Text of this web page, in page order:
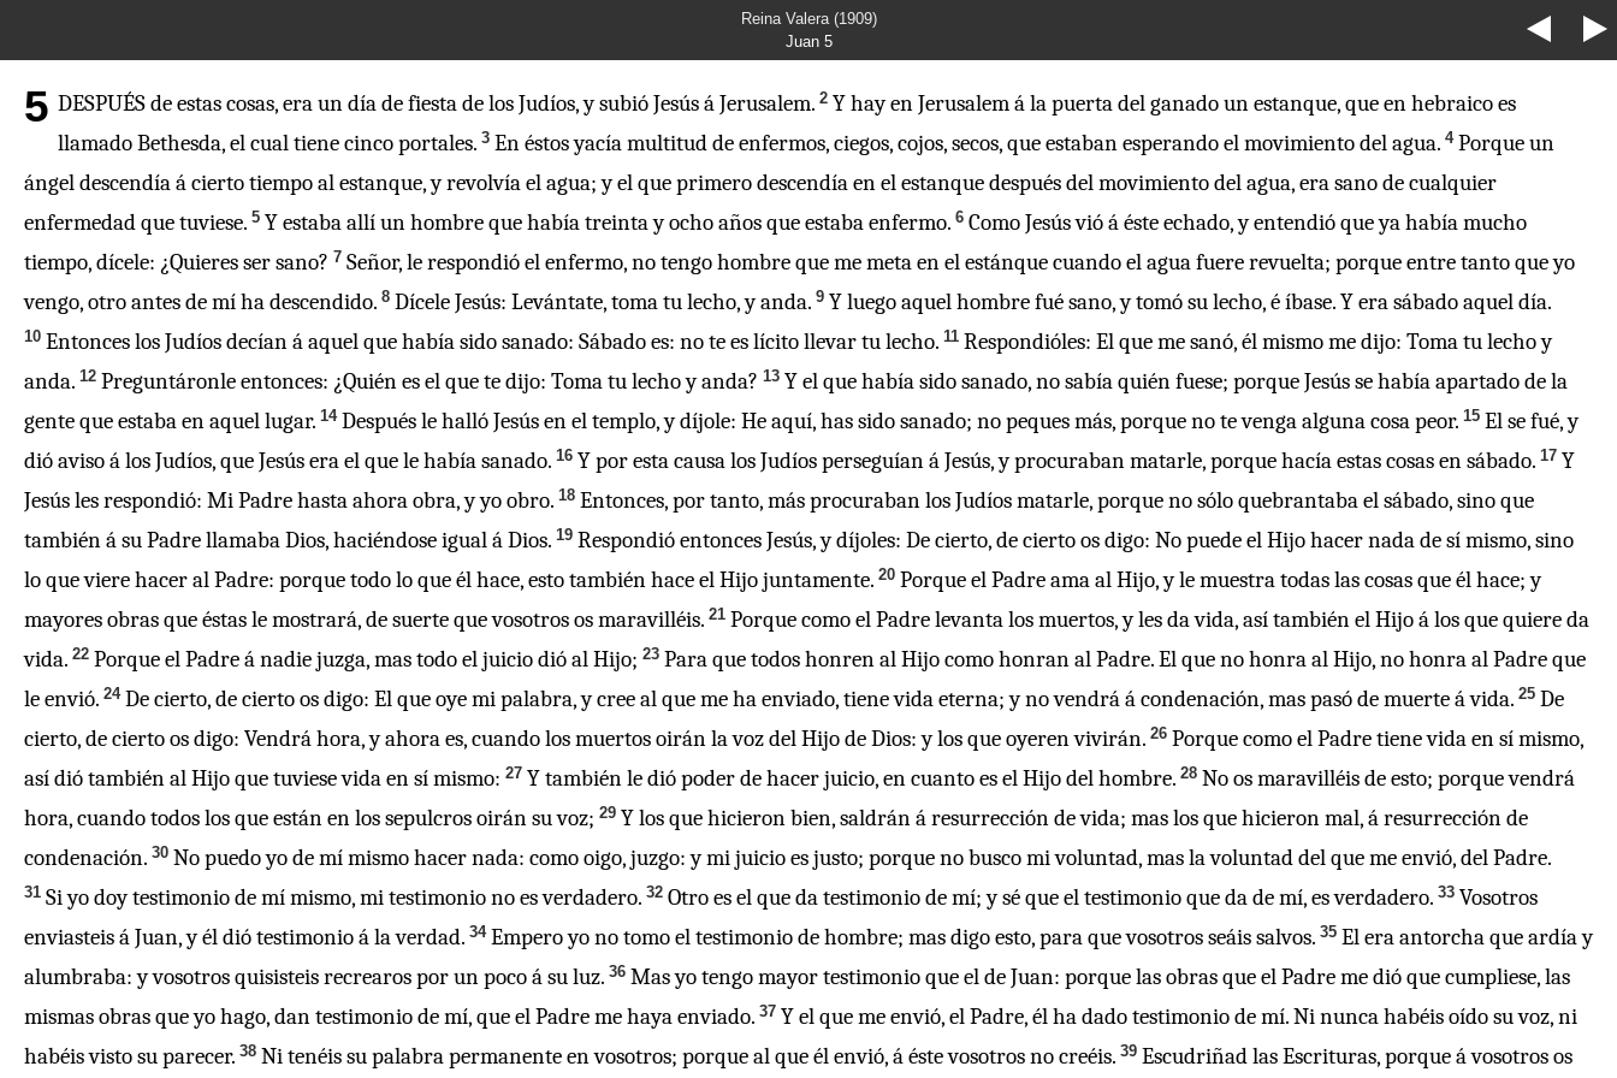
Reina Valera (1909)
Juan 5
5 DESPUÉS de estas cosas, era un día de fiesta de los Judíos, y subió Jesús á Jerusalem. 2Y hay en Jerusalem á la puerta del ganado un estanque, que en hebraico es
llamado Bethesda, el cual tiene cinco portales. 3En éstos yacía multitud de enfermos, ciegos, cojos, secos, que estaban esperando el movimiento del agua. 4Porque un
ángel descendía á cierto tiempo al estanque, y revolvía el agua; y el que primero descendía en el estanque después del movimiento del agua, era sano de cualquier
enfermedad que tuviese. 5 Y estaba allí un hombre que había treinta y ocho años que estaba enfermo. 6 Como Jesús vió á éste echado, y entendió que ya había mucho
tiempo, dícele: ¿Quieres ser sano? 7 Señor, le respondió el enfermo, no tengo hombre que me meta en el estánque cuando el agua fuere revuelta; porque entre tanto que yo
vengo, otro antes de mí ha descendido. 8 Dícele Jesús: Levántate, toma tu lecho, y anda. 9 Y luego aquel hombre fué sano, y tomó su lecho, é íbase. Y era sábado aquel día.
10 Entonces los Judíos decían á aquel que había sido sanado: Sábado es: no te es lícito llevar tu lecho. 11 Respondióles: El que me sanó, él mismo me dijo: Toma tu lecho y
anda. 12 Preguntáronle entonces: ¿Quién es el que te dijo: Toma tu lecho y anda? 13 Y el que había sido sanado, no sabía quién fuese; porque Jesús se había apartado de la
gente que estaba en aquel lugar. 14 Después le halló Jesús en el templo, y díjole: He aquí, has sido sanado; no peques más, porque no te venga alguna cosa peor. 15 El se fué, y
dió aviso á los Judíos, que Jesús era el que le había sanado. 16 Y por esta causa los Judíos perseguían á Jesús, y procuraban matarle, porque hacía estas cosas en sábado. 17 Y
Jesús les respondió: Mi Padre hasta ahora obra, y yo obro. 18 Entonces, por tanto, más procuraban los Judíos matarle, porque no sólo quebrantaba el sábado, sino que
también á su Padre llamaba Dios, haciéndose igual á Dios. 19 Respondió entonces Jesús, y díjoles: De cierto, de cierto os digo: No puede el Hijo hacer nada de sí mismo, sino
lo que viere hacer al Padre: porque todo lo que él hace, esto también hace el Hijo juntamente. 20 Porque el Padre ama al Hijo, y le muestra todas las cosas que él hace; y
mayores obras que éstas le mostrará, de suerte que vosotros os maravilléis. 21 Porque como el Padre levanta los muertos, y les da vida, así también el Hijo á los que quiere da
vida. 22 Porque el Padre á nadie juzga, mas todo el juicio dió al Hijo; 23 Para que todos honren al Hijo como honran al Padre. El que no honra al Hijo, no honra al Padre que
le envió. 24 De cierto, de cierto os digo: El que oye mi palabra, y cree al que me ha enviado, tiene vida eterna; y no vendrá á condenación, mas pasó de muerte á vida. 25 De
cierto, de cierto os digo: Vendrá hora, y ahora es, cuando los muertos oirán la voz del Hijo de Dios: y los que oyeren vivirán. 26 Porque como el Padre tiene vida en sí mismo,
así dió también al Hijo que tuviese vida en sí mismo: 27 Y también le dió poder de hacer juicio, en cuanto es el Hijo del hombre. 28 No os maravilléis de esto; porque vendrá
hora, cuando todos los que están en los sepulcros oirán su voz; 29 Y los que hicieron bien, saldrán á resurrección de vida; mas los que hicieron mal, á resurrección de
condenación. 30 No puedo yo de mí mismo hacer nada: como oigo, juzgo: y mi juicio es justo; porque no busco mi voluntad, mas la voluntad del que me envió, del Padre.
31 Si yo doy testimonio de mí mismo, mi testimonio no es verdadero. 32 Otro es el que da testimonio de mí; y sé que el testimonio que da de mí, es verdadero. 33 Vosotros
enviasteis á Juan, y él dió testimonio á la verdad. 34 Empero yo no tomo el testimonio de hombre; mas digo esto, para que vosotros seáis salvos. 35 El era antorcha que ardía y
alumbraba: y vosotros quisisteis recrearos por un poco á su luz. 36 Mas yo tengo mayor testimonio que el de Juan: porque las obras que el Padre me dió que cumpliese, las
mismas obras que yo hago, dan testimonio de mí, que el Padre me haya enviado. 37 Y el que me envió, el Padre, él ha dado testimonio de mí. Ni nunca habéis oído su voz, ni
habéis visto su parecer. 38 Ni tenéis su palabra permanente en vosotros; porque al que él envió, á éste vosotros no creéis. 39 Escudriñad las Escrituras, porque á vosotros os